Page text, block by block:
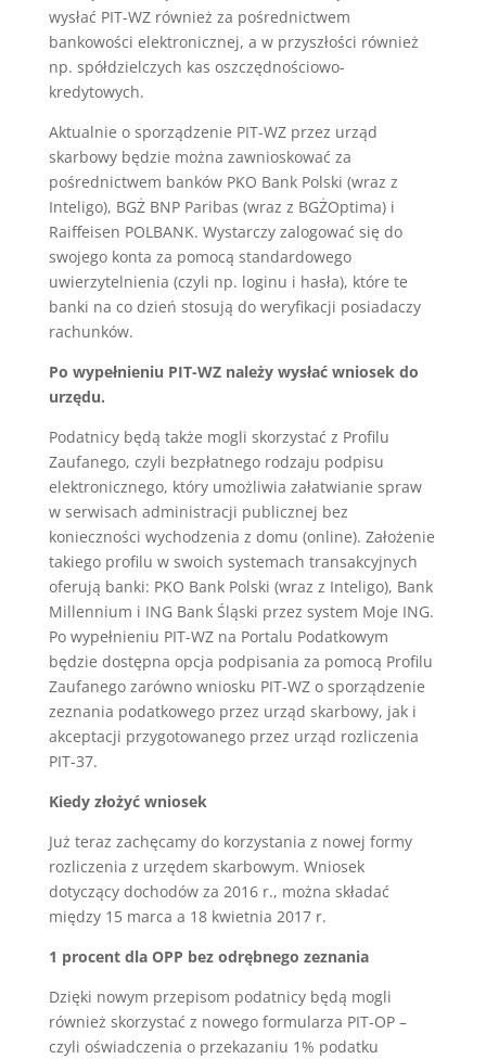
wysłać PIT-WZ również za pośrednictwem
bankowości elektronicznej, a w przyszłości również
np. spółdzielczych kas oszczędnościowo-
kredytowych.
Aktualnie o sporządzenie PIT-WZ przez urząd
skarbowy będzie można zawnioskować za
pośrednictwem banków PKO Bank Polski (wraz z
Inteligo), BGŻ BNP Paribas (wraz z BGŻOptima) i
Raiffeisen POLBANK. Wystarczy zalogować się do
swojego konta za pomocą standardowego
uwierzytelnienia (czyli np. loginu i hasła), które te
banki na co dzień stosują do weryfikacji posiadaczy
rachunków.
Po wypełnieniu PIT-WZ należy wysłać wniosek do
urzędu.
Podatnicy będą także mogli skorzystać z Profilu
Zaufanego, czyli bezpłatnego rodzaju podpisu
elektronicznego, który umożliwia załatwianie spraw
w serwisach administracji publicznej bez
konieczności wychodzenia z domu (online). Założenie
takiego profilu w swoich systemach transakcyjnych
oferują banki: PKO Bank Polski (wraz z Inteligo), Bank
Millennium i ING Bank Śląski przez system Moje ING.
Po wypełnieniu PIT-WZ na Portalu Podatkowym
będzie dostępna opcja podpisania za pomocą Profilu
Zaufanego zarówno wniosku PIT-WZ o sporządzenie
zeznania podatkowego przez urząd skarbowy, jak i
akceptacji przygotowanego przez urząd rozliczenia
PIT-37.
Kiedy złożyć wniosek
Już teraz zachęcamy do korzystania z nowej formy
rozliczenia z urzędem skarbowym. Wniosek
dotyczący dochodów za 2016 r., można składać
między 15 marca a 18 kwietnia 2017 r.
1 procent dla OPP bez odrębnego zeznania
Dzięki nowym przepisom podatnicy będą mogli
również skorzystać z nowego formularza PIT-OP –
czyli oświadczenia o przekazaniu 1% podatku